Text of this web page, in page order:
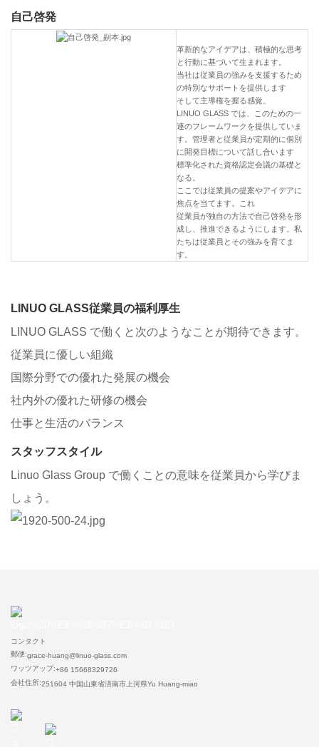
自己啓発
革新的なアイデアは、積極的な思考
と行動に基づいて生まれます。
当社は従業員の強みを支援するため
の特別なサポートを提供します
そして主導権を握る感覚。
LINUO GLASS では、このための一
連のフレームワークを提供していま
す。管理者と従業員が定期的に個別
に開発目標について話し合います
標準化された資格認定会議の基礎と
なる。
ここでは従業員の提案やアイデアに
焦点を当てます。これ
従業員が独自の方法で自己啓発を形
成し、推進できるようにします。私
たちは従業員とその強みを育てま
す。
LINUO GLASS従業員の福利厚生
LINUO GLASS で働くと次のようなことが期待できます。
従業員に優しい組織
国際分野での優れた発展の機会
社内外の優れた研修の機会
仕事と生活のバランス
スタッフスタイル
Linuo Glass Group で働くことの意味を従業員から学びま
しょう。
コンタクト
郵便:grace-huang@linuo-glass.com
ワッツアップ:+86 15668329726
会社住所:251604 中国山東省済南市上河県Yu Huang-miao